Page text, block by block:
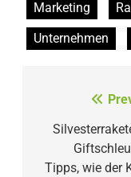
Marketing
Unternehmen
Tipps, wie der